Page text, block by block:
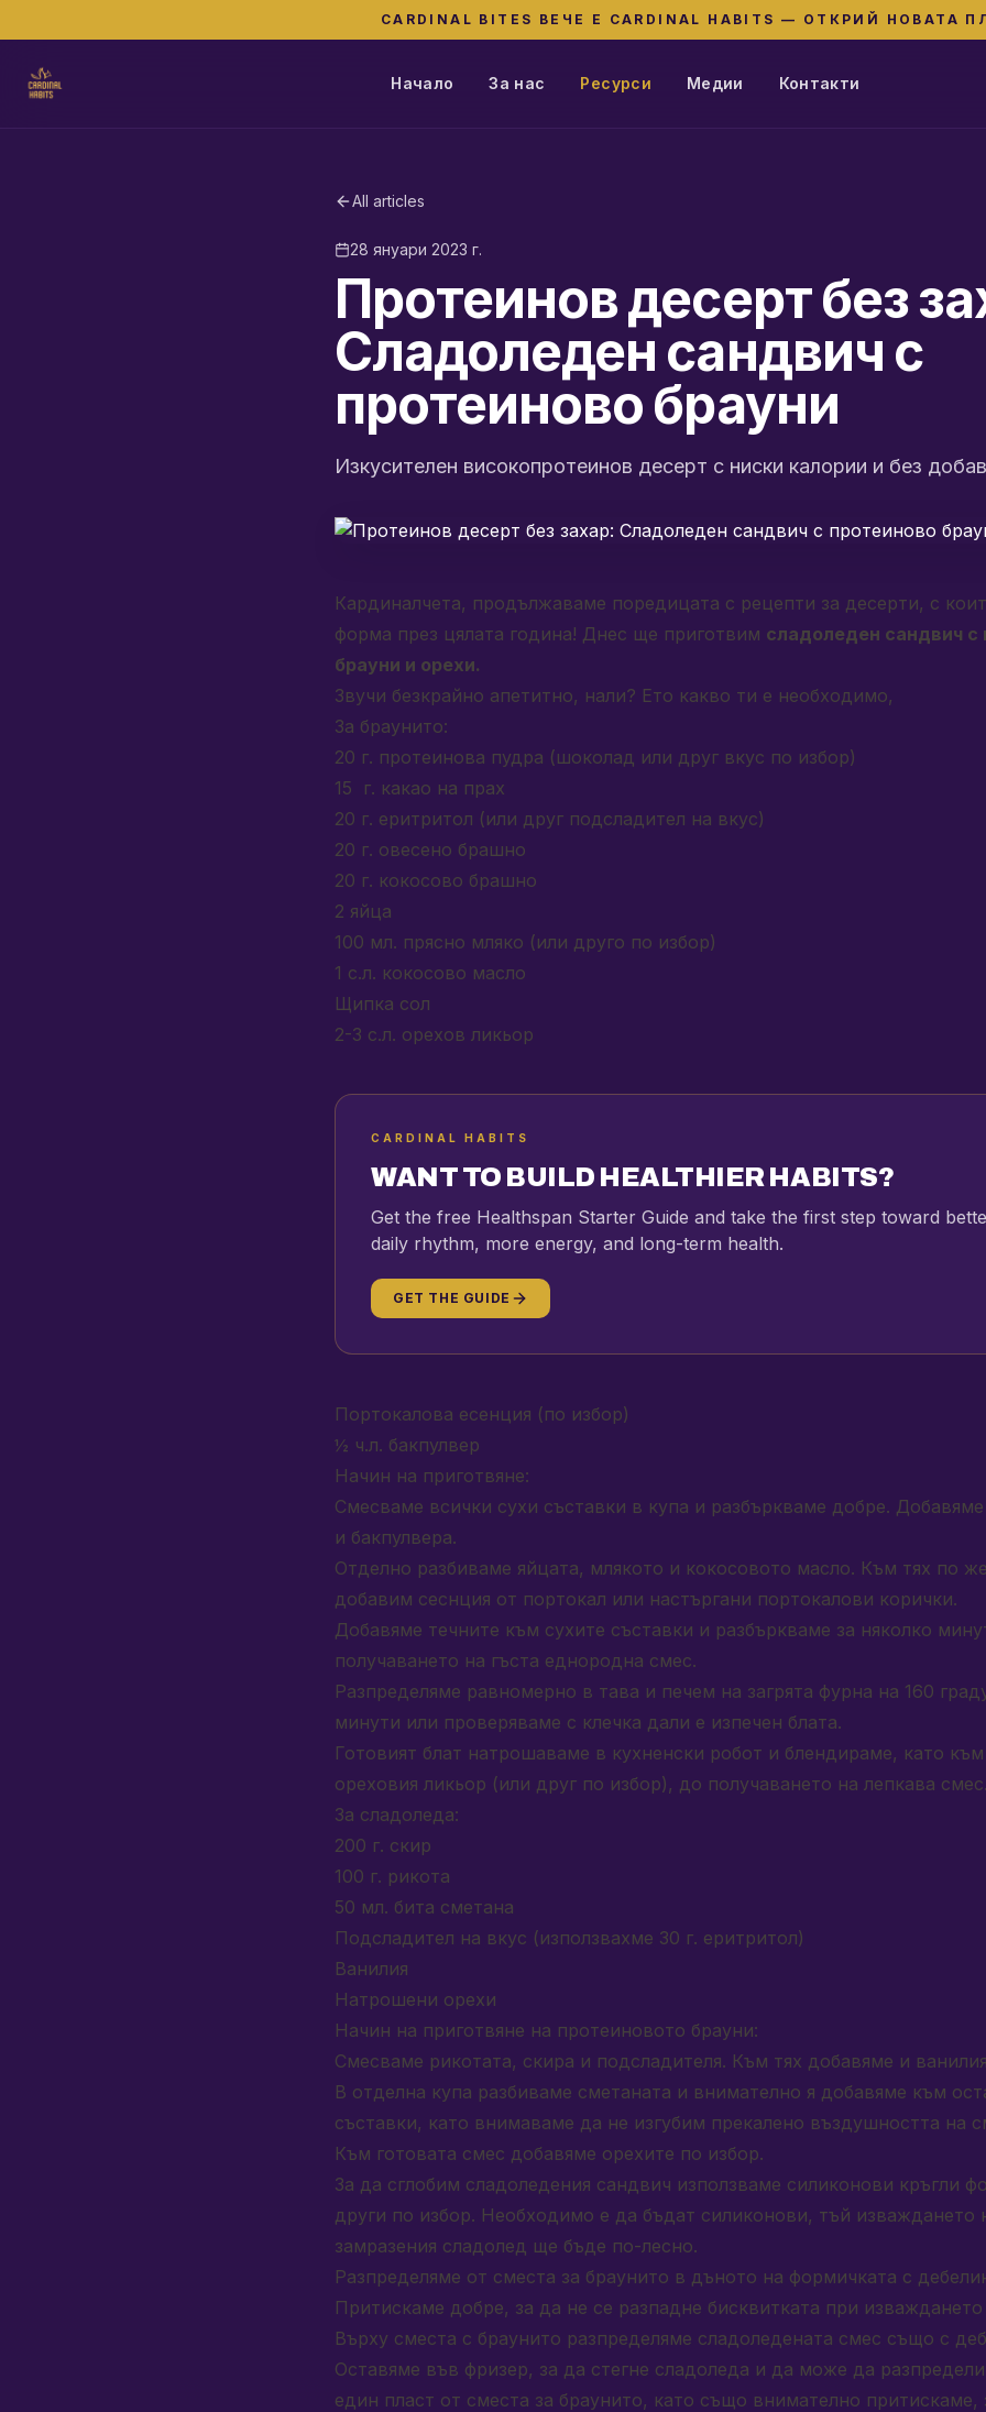
CARDINAL BITES ВЕЧЕ Е CARDINAL HABITS — ОТКРИЙ НОВАТА
Начало За нас Ресурси Медии Контакти
All articles
28 януари 2023 г.
Протеинов десерт без
Сладоледен сандвич с
протеиново брауни
Изкусителен високопротеинов десерт с ниски калории и без
Кардиналчета, продължаваме поредицата с рецепти за десерти, с
форма през цялата година! Днес ще приготвим сладоледен сандвич с
брауни и орехи.
Звучи безкрайно апетитно, нали? Ето какво ти е необходимо,
За браунито:
20 г. протеинова пудра (шоколад или друг вкус по избор)
15 г. какао на прах
20 г. еритритол (или друг подсладител на вкус)
20 г. овесено брашно
20 г. кокосово брашно
2 яйца
100 мл. прясно мляко (или друго по избор)
1 с.л. кокосово масло
Щипка сол
2-3 с.л. орехов ликьор
CARDINAL HABITS
WANT TO BUILD HEALTHIER HABITS?
Get the free Healthspan Starter Guide and take the first step toward
daily rhythm, more energy, and long-term health.
GET THE GUIDE
Портокалова есенция (по избор)
½ ч.л. бакпулвер
Начин на приготвяне:
Смесваме всички сухи съставки в купа и разбъркваме добре.
и бакпулвера.
Отделно разбиваме яйцата, млякото и кокосовото масло. Към тях по
добавим сеснция от портокал или настъргани портокалови корички.
Добавяме течните към сухите съставки и разбъркваме за няколко
получаването на гъста еднородна смес.
Разпределяме равномерно в тава и печем на загрята фурна на 160
минути или проверяваме с клечка дали е изпечен блата.
Готовият блат натрошаваме в кухненски робот и блендираме, като
ореховия ликьор (или друг по избор), до получаването на лепкава
За сладоледа:
200 г. скир
100 г. рикота
50 мл. бита сметана
Подсладител на вкус (използвахме 30 г. еритритол)
Ванилия
Натрошени орехи
Начин на приготвяне на протеиновото брауни:
Смесваме рикотата, скира и подсладителя. Към тях добавяме и
В отделна купа разбиваме сметаната и внимателно я добавяме към
съставки, като внимаваме да не изгубим прекалено въздушността на
Към готовата смес добавяме орехите по избор.
За да сглобим сладоледения сандвич използваме силиконови кръгли
други по избор. Необходимо е да бъдат силиконови, тъй изваждането
замрaзения сладолед ще бъде по-лесно.
Разпределяме от сместа за браунито в дъното на формичката с
Притискаме добре, за да не се разпадне бисквитката при
Върху сместа с браунито разпределяме сладоледената смес също с
Оставяме във фризер, за да стегне сладоледа и да може да
един пласт от сместа за браунито, като също внимателно притискаме,